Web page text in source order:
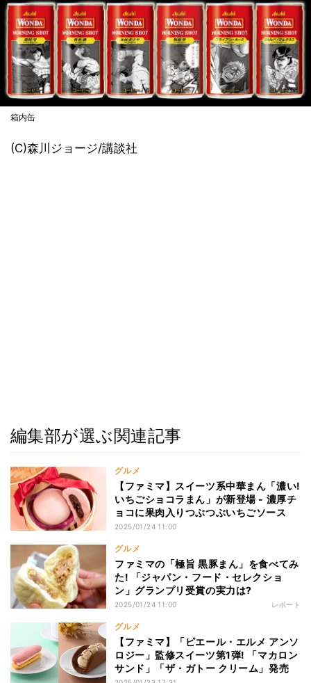
箱内缶
(C)森川ジョージ/講談社
編集部が選ぶ関連記事
グルメ
【ファミマ】スイーツ系中華まん「濃い!
いちごショコラまん」が新登場 - 濃厚チ
ョコに果肉入りつぶつぶいちごソース
2025/01/24 11:00
グルメ
ファミマの「極旨 黒豚まん」を食べてみ
た! 「ジャパン・フード・セレクショ
ン」グランプリ受賞の実力は?
2025/01/24 11:00 レポート
グルメ
【ファミマ】「ピエール・エルメ アンソ
ロジー」監修スイーツ第1弾! 「マカロン
サンド」「ザ・ガトー クリーム」発売